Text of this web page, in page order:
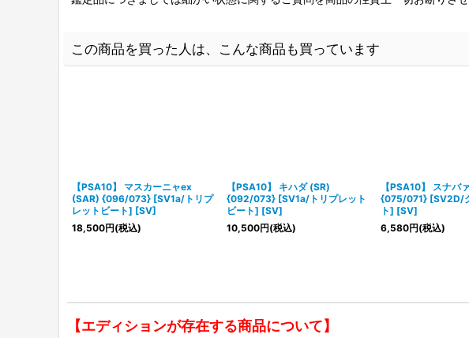
この商品を買った人は、こんな商品も買っています
【PSA10】 マスカーニャex
(SAR) {096/073} [SV1a/トリプ
レットビート] [SV]
18,500円(税込)
【PSA10】 キハダ (SR)
{092/073} [SV1a/トリプレット
ビート] [SV]
10,500円(税込)
【PSA10】 スナバ
{075/071} [SV2D/
ト] [SV]
6,580円(税込)
【エディションが存在する商品について】